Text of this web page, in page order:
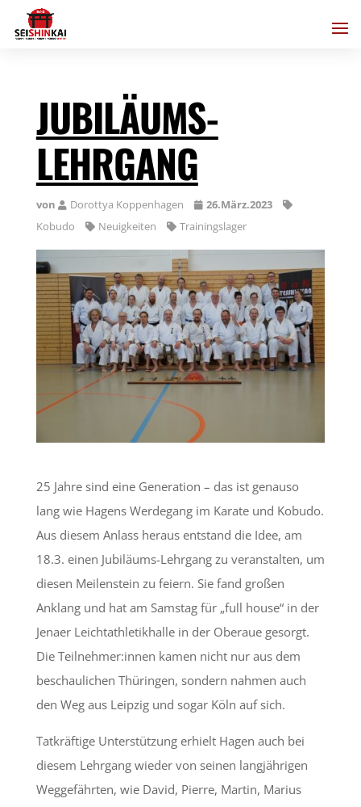
JUBILÄUMS-
LEHRGANG
von Dorottya Koppenhagen
26.März.2023
Kobudo
Neuigkeiten Trainingslager
25 Jahre sind eine Generation – das ist genauso
lang wie Hagens Werdegang im Karate und Kobudo.
Aus diesem Anlass heraus entstand die Idee, am
18.3. einen Jubiläums-Lehrgang zu veranstalten, um
diesen Meilenstein zu feiern. Sie fand großen
Anklang und hat am Samstag für „full house“ in der
Jenaer Leichtathletikhalle in der Oberaue gesorgt.
Die Teilnehmer:innen kamen nicht nur aus dem
beschaulichen Thüringen, sondern nahmen auch
den Weg aus Leipzig und sogar Köln auf sich.
Tatkräftige Unterstützung erhielt Hagen auch bei
diesem Lehrgang wieder von seinen langjährigen
Weggefährten, wie David, Pierre, Martin, Marius